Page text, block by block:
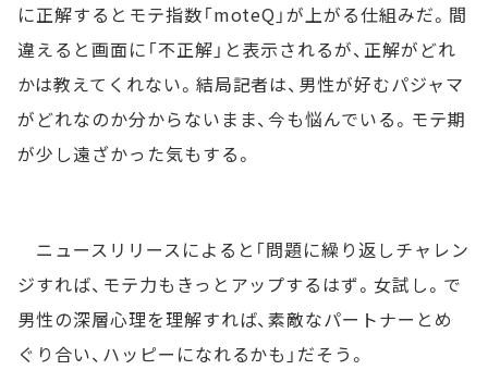
に正解するとモテ指数「moteQ」が上がる仕組みだ。間
違えると画面に「不正解」と表示されるが、正解がどれ
かは教えてくれない。結局記者は、男性が好むパジャマ
がどれなのか分からないまま、今も悩んでいる。モテ期
が少し遠ざかった気もする。
ニュースリリースによると「問題に繰り返しチャレン
ジすれば、モテ力もきっとアップするはず。女試し。で
男性の深層心理を理解すれば、素敵なパートナーとめ
ぐり合い、ハッピーになれるかも」だそう。